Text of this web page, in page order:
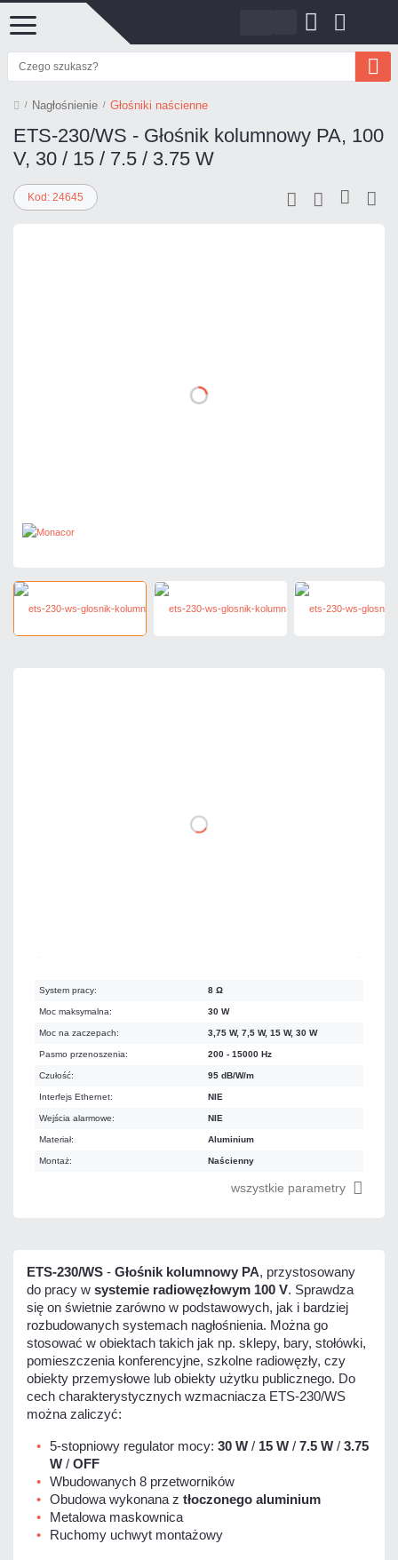
Nagłośnienie Głośniki naścienne
ETS-230/WS - Głośnik kolumnowy PA, 100
V, 30 / 15 / 7.5 / 3.75 W
Kod: 24645
System pracy: 8 Ω
Moc maksymalna: 30 W
Moc na zaczepach: 3,75 W, 7,5 W, 15 W, 30 W
Pasmo przenoszenia: 200 - 15000 Hz
Czułość: 95 dB/W/m
Interfejs Ethernet: NIE
Wejścia alarmowe: NIE
Materiał: Aluminium
Montaż: Naścienny
wszystkie parametry
ETS-230/WS - Głośnik kolumnowy PA, przystosowany
do pracy w systemie radiowęzłowym 100 V. Sprawdza
się on świetnie zarówno w podstawowych, jak i bardziej
rozbudowanych systemach nagłośnienia. Można go
stosować w obiektach takich jak np. sklepy, bary, stołówki,
pomieszczenia konferencyjne, szkolne radiowęzły, czy
obiekty przemysłowe lub obiekty użytku publicznego. Do
cech charakterystycznych wzmacniacza ETS-230/WS
można zaliczyć:
5-stopniowy regulator mocy: 30 W / 15 W / 7.5 W / 3.75
W / OFF
Wbudowanych 8 przetworników
Obudowa wykonana z tłoczonego aluminium
Metalowa maskownica
Ruchomy uchwyt montażowy